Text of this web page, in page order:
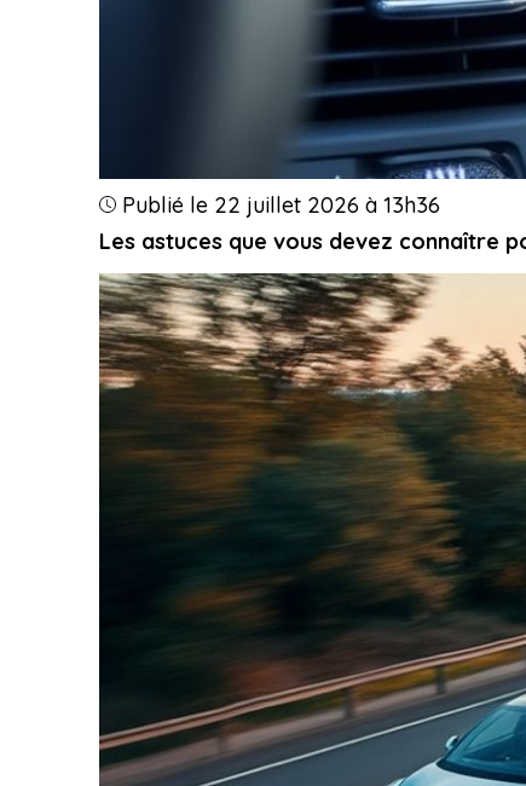
Les astuces que vous devez connaître
Publié le 22 juillet 2026 à 13h36